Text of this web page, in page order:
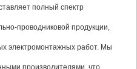
полный спектр
проводниковой продукции,
электромонтажных работ. Мы